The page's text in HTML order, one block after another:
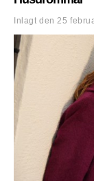
Inlagt den 25